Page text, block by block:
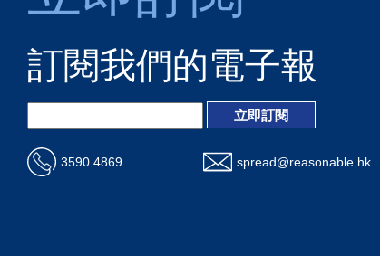
訂閱我們的電子報
3590 4869 spread@reasonable.hk